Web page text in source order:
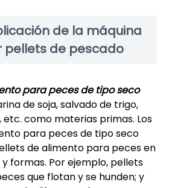
de la máquina
pellets de pescado
para peces de tipo seco
de soja, salvado de trigo,
etc. como materias primas. Los
para peces de tipo seco
de alimento para peces en
formas. Por ejemplo, pellets
que flotan y se hunden; y